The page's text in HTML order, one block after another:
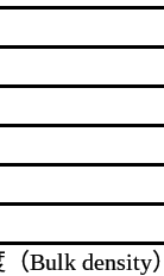
Bulk density）